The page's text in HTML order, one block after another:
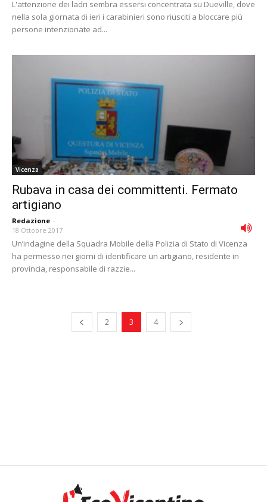
L'attenzione dei ladri sembra essersi concentrata su Dueville, dove
nella sola giornata di ieri i carabinieri sono riusciti a bloccare più
persone intenzionate ad...
Vicenza
Rubava in casa dei committenti. Fermato
artigiano
Redazione -
18 Ottobre 2017
Un’indagine della Squadra Mobile della Polizia di Stato di Vicenza
ha permesso nei giorni di identificare un artigiano, residente in
provincia, responsabile di razzie...
2 3 4